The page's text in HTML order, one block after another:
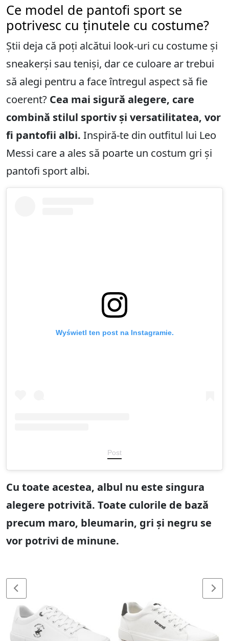
Ce model de pantofi sport se
potrivesc cu ținutele cu costume?
Știi deja că poți alcătui look-uri cu costume și
sneakerși sau teniși, dar ce culoare ar trebui
să alegi pentru a face întregul aspect să fie
coerent? Cea mai sigură alegere, care
combină stilul sportiv și versatilitatea, vor
fi pantofii albi. Inspiră-te din outfitul lui Leo
Messi care a ales să poarte un costum gri și
pantofi sport albi.
Wyświetl ten post na Instagramie.
Post
Cu toate acestea, albul nu este singura
alegere potrivită. Toate culorile de bază
precum maro, bleumarin, gri și negru se
vor potrivi de minune.